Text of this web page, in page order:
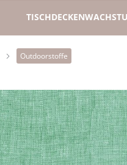
TISCHDECKEN
Outdoorstoffe